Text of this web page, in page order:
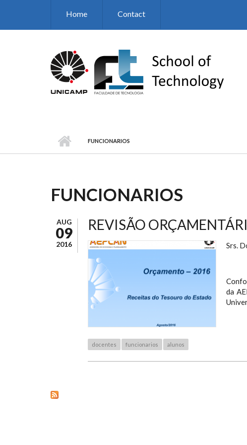
Home Contact
FUNCIONARIOS
FUNCIONARIOS
AUG
09
2016
REVISÃO
Srs.
da
docentes funcionarios alunos